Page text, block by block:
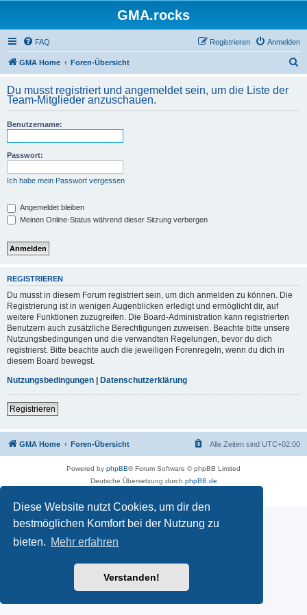
Diese Website nutzt Cookies, um dir den
bestmöglichen Komfort bei der Nutzung zu
bieten. Mehr erfahren
Verstanden!
GMA.rocks
FAQ Anmelden
Registrieren
GMA Home Foren-Übersicht
h
Du musst registriert und angemeldet sein, um die Liste der
Team-Mitglieder anzuschauen.
Benutzername:
Passwort:
Ich habe mein Passwort vergessen
Angemeldet bleiben
Meinen Online-Status während dieser Sitzung verbergen
REGISTRIEREN
Du musst in diesem Forum registriert sein, um dich anmelden zu können. Die
Registrierung ist in wenigen Augenblicken erledigt und ermöglicht dir, auf
weitere Funktionen zuzugreifen. Die Board-Administration kann registrierten
Benutzern auch zusätzliche Berechtigungen zuweisen. Beachte bitte unsere
Nutzungsbedingungen und die verwandten Regelungen, bevor du dich
registrierst. Bitte beachte auch die jeweiligen Forenregeln, wenn du dich in
diesem Board bewegst.
Nutzungsbedingungen | Datenschutzerklärung
Registrieren
GMA Home Foren-Übersicht Alle Zeiten sind UTC+02:00
Powered by phpBB® Forum Software © phpBB Limited
Deutsche Übersetzung durch phpBB.de